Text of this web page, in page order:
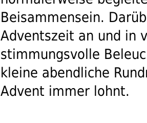
Beisammensein.
Adventszeit an und in
stimmungsvolle
kleine abendliche
Advent immer lohnt.